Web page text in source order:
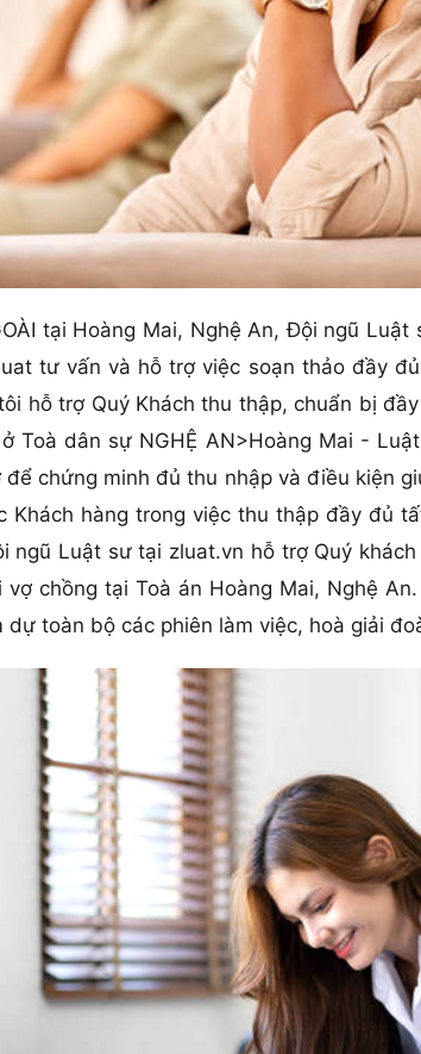
tại Hoàng Mai, Nghệ An, Đội ngũ
tư vấn và hỗ trợ việc soạn thảo đầy
hỗ trợ Quý Khách thu thập, chuẩn bị
ở Toà dân sự NGHỆ AN>Hoàng Mai -
chứng minh đủ thu nhập và điều kiện
hàng trong việc thu thập đầy đủ
ngũ Luật sư tại zluat.vn hỗ trợ Quý
vợ chồng tại Toà án Hoàng Mai, Nghệ
toàn bộ các phiên làm việc, hoà giải